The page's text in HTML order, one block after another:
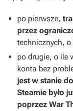
po pierwsze,
przez
technicznych,
po drugie, o ile
konta bez
jest w stanie
Steamie było
poprzez War